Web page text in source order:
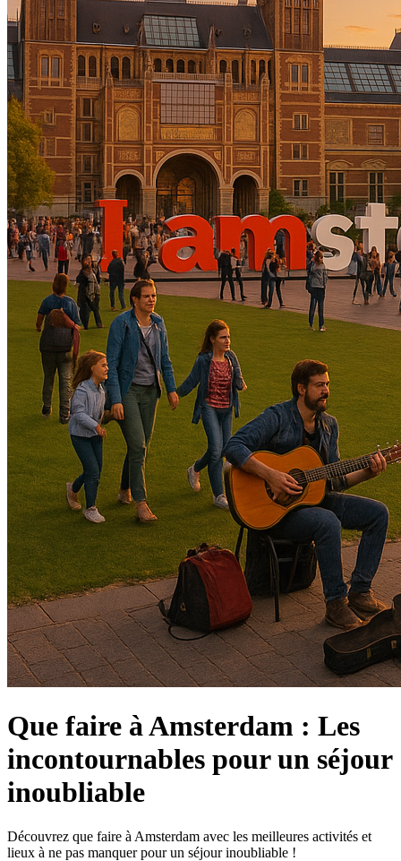
Que faire à Amsterdam : Les
incontournables pour un séjour
inoubliable
Découvrez que faire à Amsterdam avec les meilleures activités et
lieux à ne pas manquer pour un séjour inoubliable !